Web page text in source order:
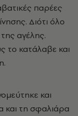
παρέες
Διότι όλο
αγέλης.
το κατάλαβε και
και
και τη σφαλιάρα